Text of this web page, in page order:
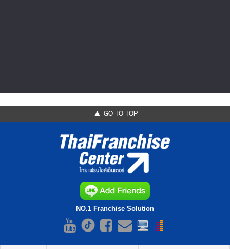
▲ GO TO TOP
NO.1 Franchise Solution